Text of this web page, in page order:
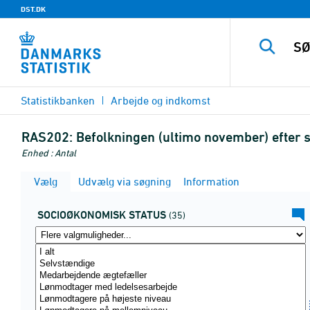
DST.DK
Statistikbanken Arbejde og indkomst
RAS202: Befolkningen (ultimo november) efter
Enhed : Antal
Vælg Udvælg via søgning Information
SOCIOØKONOMISK STATUS (35)